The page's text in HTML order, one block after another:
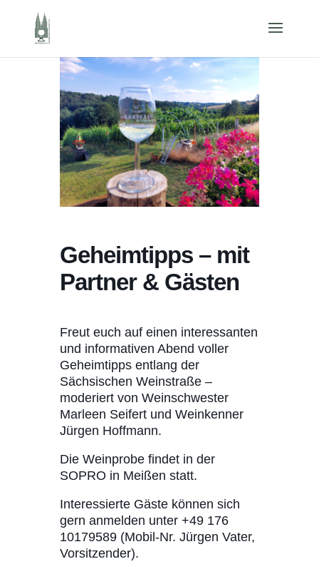
Geheimtipps – mit
Partner & Gästen
Freut euch auf einen interessanten
und informativen Abend voller
Geheimtipps entlang der
Sächsischen Weinstraße –
moderiert von Weinschwester
Marleen Seifert und Weinkenner
Jürgen Hoffmann.
Die Weinprobe findet in der
SOPRO in Meißen statt.
Interessierte Gäste können sich
gern anmelden unter +49 176
10179589 (Mobil-Nr. Jürgen Vater,
Vorsitzender).